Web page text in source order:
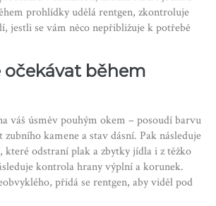
prohlídky udělá rentgen, zkontroluje
jestli se vám něco nepřibližuje k potřebě
očekávat během
váš úsměv pouhým okem – posoudí barvu
kamene a stav dásní. Pak následuje
které odstraní plak a zbytky jídla i z těžko
kontrola hrany výplní a korunek.
přidá se rentgen, aby viděl pod